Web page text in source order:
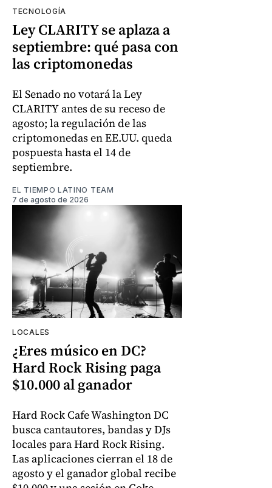
TECNOLOGÍA
Ley CLARITY se aplaza a
septiembre: qué pasa con
las criptomonedas
El Senado no votará la Ley
CLARITY antes de su receso de
agosto; la regulación de las
criptomonedas en EE.UU. queda
pospuesta hasta el 14 de
septiembre.
EL TIEMPO LATINO TEAM
7 de agosto de 2026
LOCALES
¿Eres músico en DC?
Hard Rock Rising paga
$10.000 al ganador
Hard Rock Cafe Washington DC
busca cantautores, bandas y DJs
locales para Hard Rock Rising.
Las aplicaciones cierran el 18 de
agosto y el ganador global recibe